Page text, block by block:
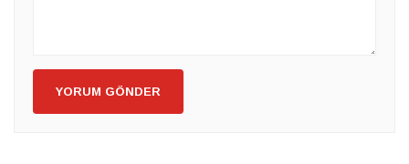
YORUM GÖNDER